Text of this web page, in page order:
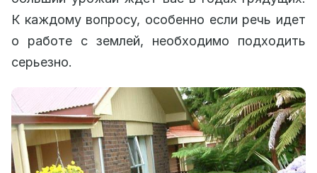
К каждому вопросу, особенно если речь идет
о работе с землей, необходимо подходить
серьезно.